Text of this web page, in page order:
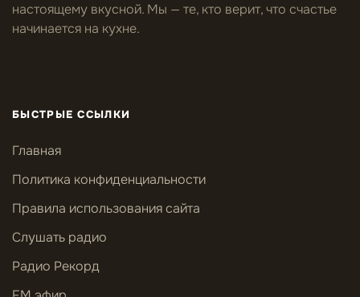
настоящему вкусной. Мы — те, кто верит, что счастье
начинается на кухне.
БЫСТРЫЕ ССЫЛКИ
Главная
Политика конфиденциальности
Правила использования сайта
Слушать радио
Радио Рекорд